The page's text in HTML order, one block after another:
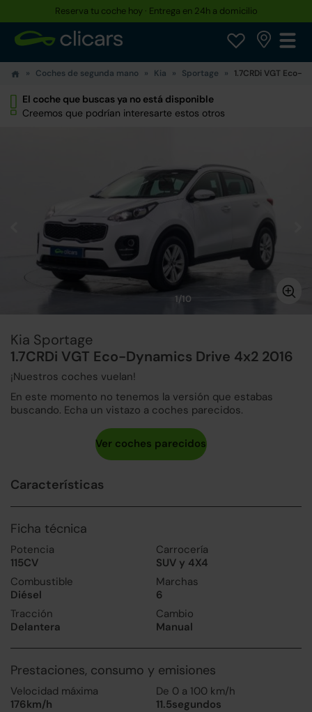
Reserva tu coche hoy · Entrega en 24h a domicilio
Coches de segunda mano Kia Sportage 1.7CRDi VGT Eco-
El coche que buscas ya no está disponible
Creemos que podrían interesarte estos otros
1/10
Kia Sportage
1.7CRDi VGT Eco-Dynamics Drive 4x2 2016
¡Nuestros coches vuelan!
En este momento no tenemos la versión que estabas
buscando. Echa un vistazo a coches parecidos.
Características
Ficha técnica
Potencia
115CV
Carrocería
SUV y 4X4
Combustible
Diésel
Marchas
6
Tracción
Delantera
Cambio
Manual
Prestaciones, consumo y emisiones
Velocidad máxima
176km/h
De 0 a 100 km/h
11.5segundos